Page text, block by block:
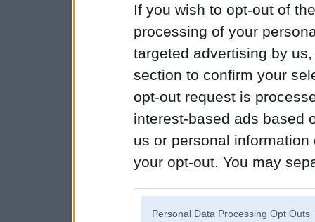
If you wish to opt-out of
processing of your
targeted advertising by
section to confirm your
opt-out request is
interest-based ads based
us or personal
your opt-out. You may
Personal Data Processing Opt Outs